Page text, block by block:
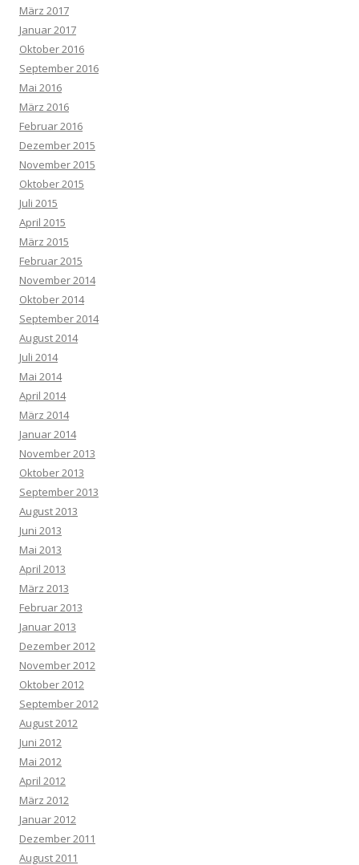
März 2017
Januar 2017
Oktober 2016
September 2016
Mai 2016
März 2016
Februar 2016
Dezember 2015
November 2015
Oktober 2015
Juli 2015
April 2015
März 2015
Februar 2015
November 2014
Oktober 2014
September 2014
August 2014
Juli 2014
Mai 2014
April 2014
März 2014
Januar 2014
November 2013
Oktober 2013
September 2013
August 2013
Juni 2013
Mai 2013
April 2013
März 2013
Februar 2013
Januar 2013
Dezember 2012
November 2012
Oktober 2012
September 2012
August 2012
Juni 2012
Mai 2012
April 2012
März 2012
Januar 2012
Dezember 2011
August 2011